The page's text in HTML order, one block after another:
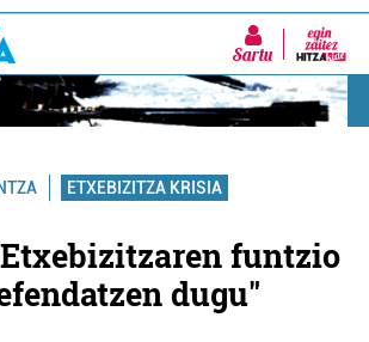
Sartu
ETXEBIZITZA KRISIA
funtzio
dugu"